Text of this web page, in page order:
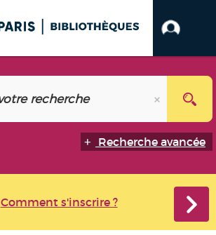
Recherche avancée
Comment s'inscrire ?